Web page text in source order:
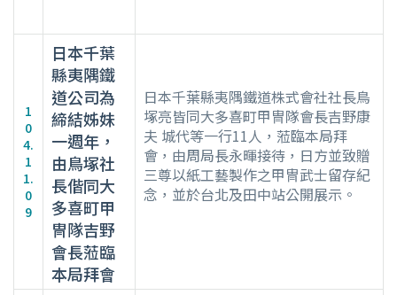
1
0
4.
1
1.
0
9
日本千葉
縣夷隅鐵
道公司為
締結姊妹
一週年，
由鳥塚社
長偕同大
多喜町甲
冑隊吉野
會長蒞臨
本局拜會
日本千葉縣夷隅鐵道株式會社社長鳥
塚亮皆同大多喜町甲冑隊會長吉野康
夫 城代等一行11人，蒞臨本局拜
會，由周局長永暉接待，日方並致贈
三尊以紙工藝製作之甲冑武士留存紀
念，並於台北及田中站公開展示。